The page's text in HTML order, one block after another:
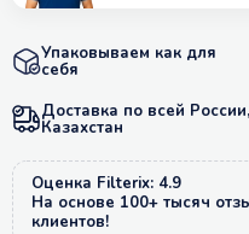
Упаковываем как для
себя
Доставка по всей
Казахстан
Оценка Filterix: 4.9
На основе 100+ тысяч
клиентов!